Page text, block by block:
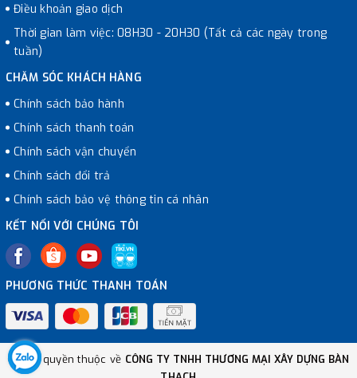
Điều khoản giao dịch
Thời gian làm việc: 08H30 - 20H30 (Tất cả các ngày trong
tuần)
CHĂM SÓC KHÁCH HÀNG
Chính sách bảo hành
Chính sách thanh toán
Chính sách vận chuyển
Chính sách đổi trả
Chính sách bảo vệ thông tin cá nhân
KẾT NỐI VỚI CHÚNG TÔI
PHƯƠNG THỨC THANH TOÁN
© Bản quyền thuộc về CÔNG TY TNHH THƯƠNG MẠI XÂY DỰNG BÀN